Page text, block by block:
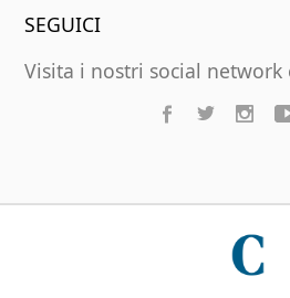
SEGUICI
Visita i nostri social